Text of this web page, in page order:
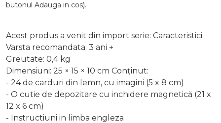
butonul Adauga in cos).
Acest produs a venit din import serie: Caracteristici:
Varsta recomandata: 3 ani +
Greutate: 0,4 kg
Dimensiuni: 25 × 15 × 10 cm Conținut:
- 24 de carduri din lemn, cu imagini (5 x 8 cm)
- O cutie de depozitare cu inchidere magnetică (21 x
12 x 6 cm)
- Instructiuni in limba engleza